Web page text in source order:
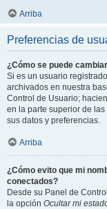
Arriba
Preferencias de
¿Cómo se puede
Si es un usuario
archivados en nuestra
Control de Usuario;
en la parte superior de
sus datos y preferencias.
Arriba
¿Cómo evito que mi
conectados?
Desde su Panel de
la opción Ocultar mi